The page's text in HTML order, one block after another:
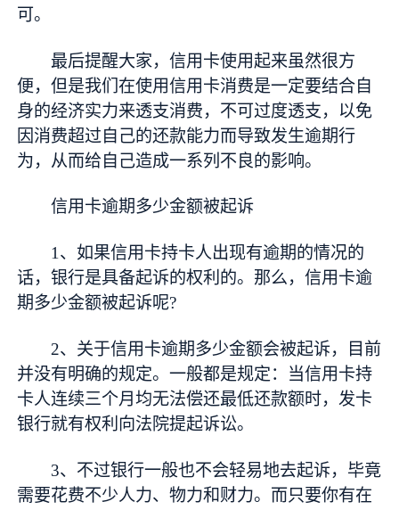
可。
最后提醒大家，信用卡使用起来虽然很方
便，但是我们在使用信用卡消费是一定要结合自
身的经济实力来透支消费，不可过度透支，以免
因消费超过自己的还款能力而导致发生逾期行
为，从而给自己造成一系列不良的影响。
信用卡逾期多少金额被起诉
1、如果信用卡持卡人出现有逾期的情况的
话，银行是具备起诉的权利的。那么，信用卡逾
期多少金额被起诉呢?
2、关于信用卡逾期多少金额会被起诉，目前
并没有明确的规定。一般都是规定：当信用卡持
卡人连续三个月均无法偿还最低还款额时，发卡
银行就有权利向法院提起诉讼。
3、不过银行一般也不会轻易地去起诉，毕竟
需要花费不少人力、物力和财力。而只要你有在